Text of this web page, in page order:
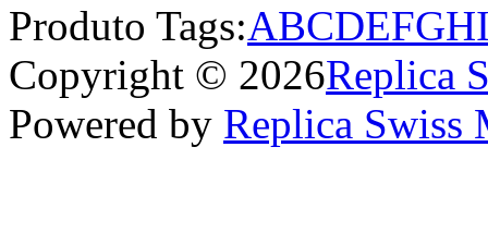
Produto Tags:ABCDEFGH
Copyright © 2026Replica
Powered by Replica Swiss